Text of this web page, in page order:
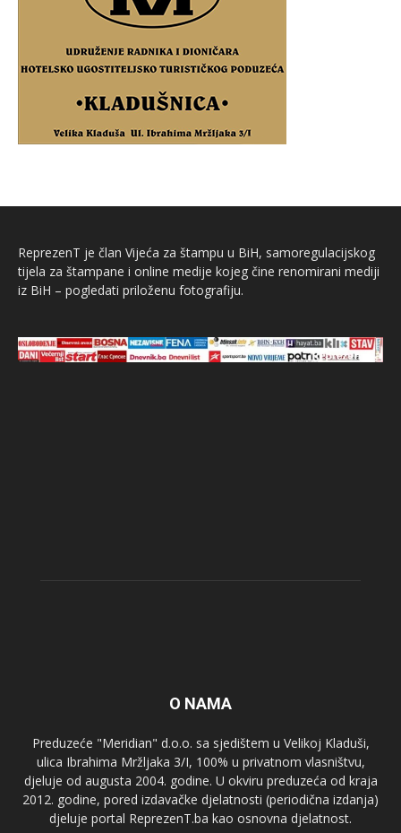
ReprezenT je član Vijeća za štampu u BiH, samoregulacijskog
tijela za štampane i online medije kojeg čine renomirani mediji
iz BiH – pogledati priloženu fotografiju.
O NAMA
Preduzeće "Meridian" d.o.o. sa sjedištem u Velikoj Kladuši,
ulica Ibrahima Mržljaka 3/I, 100% u privatnom vlasništvu,
djeluje od augusta 2004. godine. U okviru preduzeća od kraja
2012. godine, pored izdavačke djelatnosti (periodična izdanja)
djeluje portal ReprezenT.ba kao osnovna djelatnost.